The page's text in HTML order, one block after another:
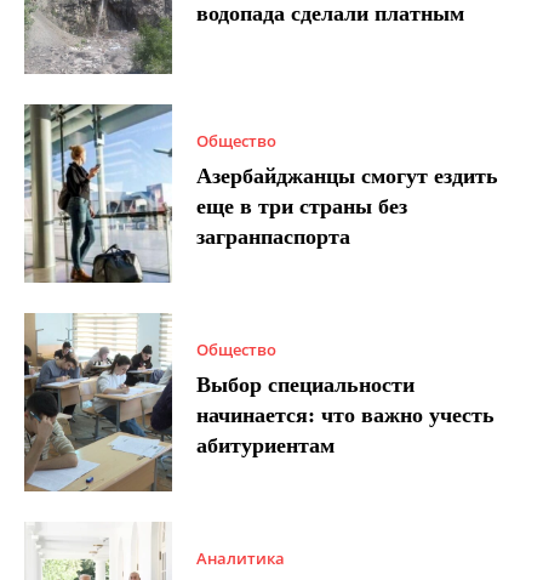
водопада сделали платным
Общество
Азербайджанцы смогут ездить
еще в три страны без
загранпаспорта
Общество
Выбор специальности
начинается: что важно учесть
абитуриентам
Аналитика